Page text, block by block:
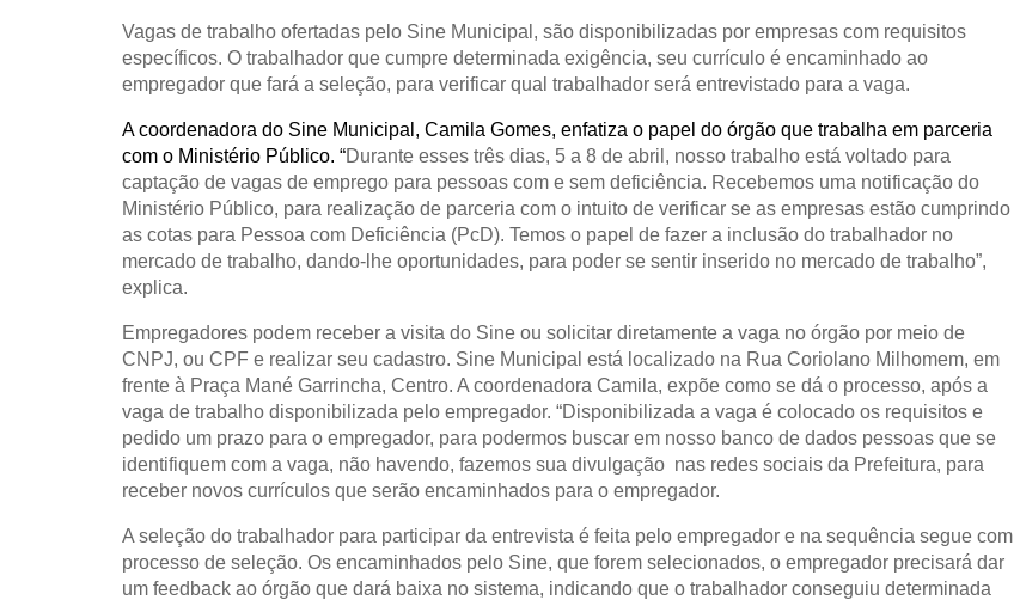
Vagas de trabalho ofertadas pelo Sine Municipal, são disponibilizadas por empresas com requisitos
específicos. O trabalhador que cumpre determinada exigência, seu currículo é encaminhado ao
empregador que fará a seleção, para verificar qual trabalhador será entrevistado para a vaga.
A coordenadora do Sine Municipal, Camila Gomes, enfatiza o papel do órgão que trabalha em parceria
com o Ministério Público. “Durante esses três dias, 5 a 8 de abril, nosso trabalho está voltado para
captação de vagas de emprego para pessoas com e sem deficiência. Recebemos uma notificação do
Ministério Público, para realização de parceria com o intuito de verificar se as empresas estão cumprindo
as cotas para Pessoa com Deficiência (PcD). Temos o papel de fazer a inclusão do trabalhador no
mercado de trabalho, dando-lhe oportunidades, para poder se sentir inserido no mercado de trabalho”,
explica.
Empregadores podem receber a visita do Sine ou solicitar diretamente a vaga no órgão por meio de
CNPJ, ou CPF e realizar seu cadastro. Sine Municipal está localizado na Rua Coriolano Milhomem, em
frente à Praça Mané Garrincha, Centro. A coordenadora Camila, expõe como se dá o processo, após a
vaga de trabalho disponibilizada pelo empregador. “Disponibilizada a vaga é colocado os requisitos e
pedido um prazo para o empregador, para podermos buscar em nosso banco de dados pessoas que se
identifiquem com a vaga, não havendo, fazemos sua divulgação nas redes sociais da Prefeitura, para
receber novos currículos que serão encaminhados para o empregador.
A seleção do trabalhador para participar da entrevista é feita pelo empregador e na sequência segue com
processo de seleção. Os encaminhados pelo Sine, que forem selecionados, o empregador precisará dar
um feedback ao órgão que dará baixa no sistema, indicando que o trabalhador conseguiu determinada